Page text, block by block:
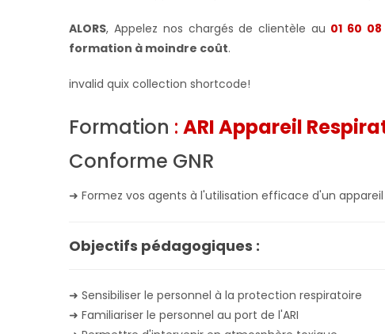
ALORS, Appelez nos chargés de clientèle au 01 60
formation à moindre coût.
invalid quix collection shortcode!
Formation : ARI Appareil
Conforme GNR
➜ Formez vos agents à l'utilisation efficace d'un appareil
Objectifs pédagogiques :
➜ Sensibiliser le personnel à la protection respiratoire
➜ Familiariser le personnel au port de l'ARI